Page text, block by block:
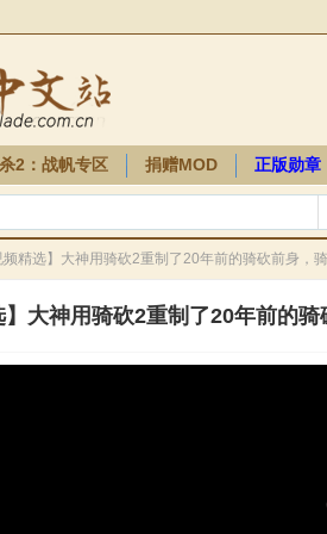
2：战帆专区 捐赠MOD 正版勋章
频精选】大神用骑砍2重制了20年前的骑砍前身，
】大神用骑砍2重制了20年前的